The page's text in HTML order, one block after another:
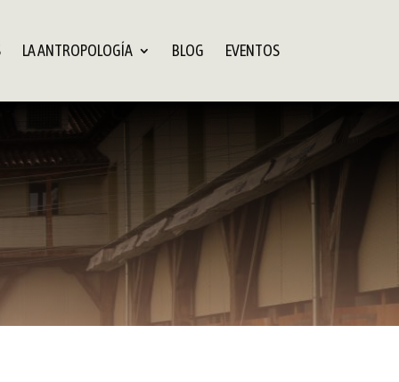
LA ANTROPOLOGÍA BLOG EVENTOS